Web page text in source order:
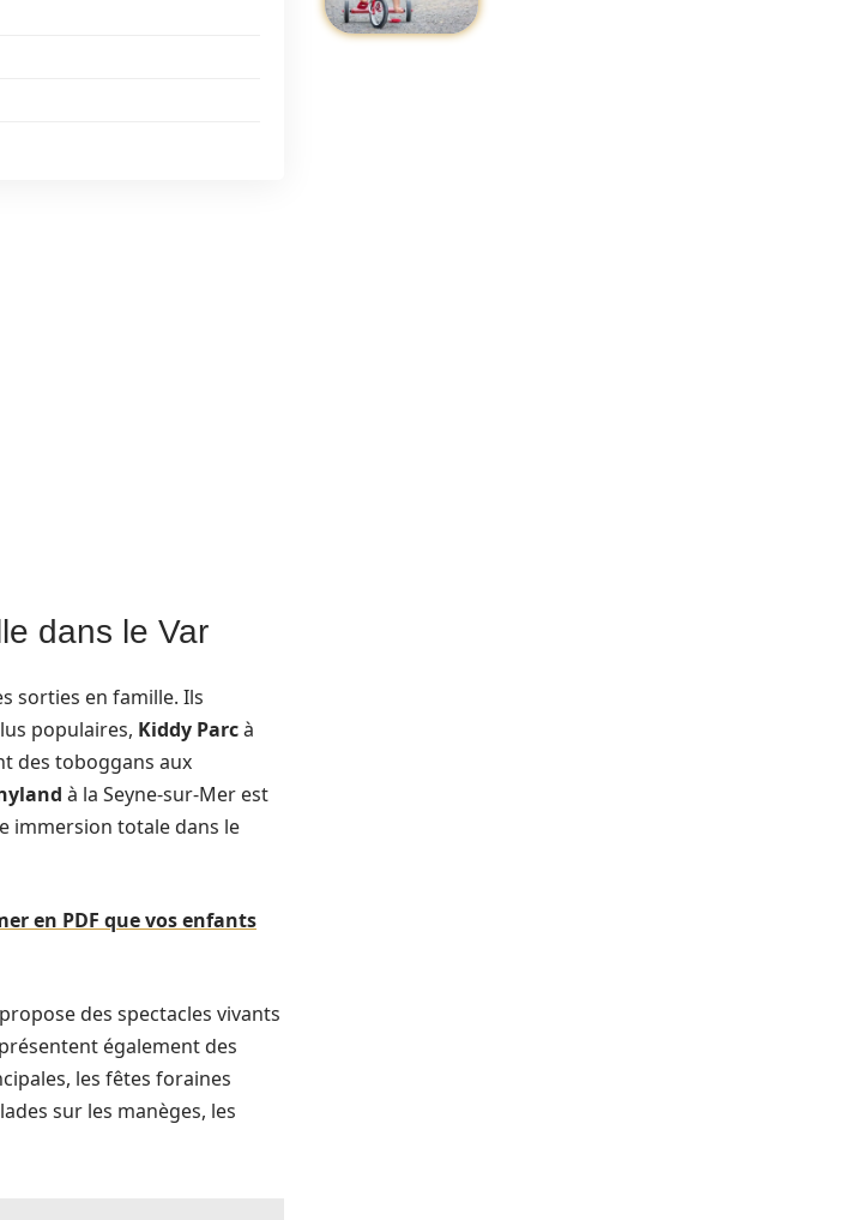
dans le Var
sorties en famille. Ils
populaires, Kiddy Parcà
des toboggans aux
à la Seyne-sur-Mer est
immersion totale dans le
en PDF que vos enfants
des spectacles vivants
également des
les fêtes foraines
sur les manèges, les